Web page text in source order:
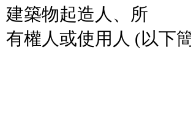
建築物起造人、所
有權人或使用人 (以下